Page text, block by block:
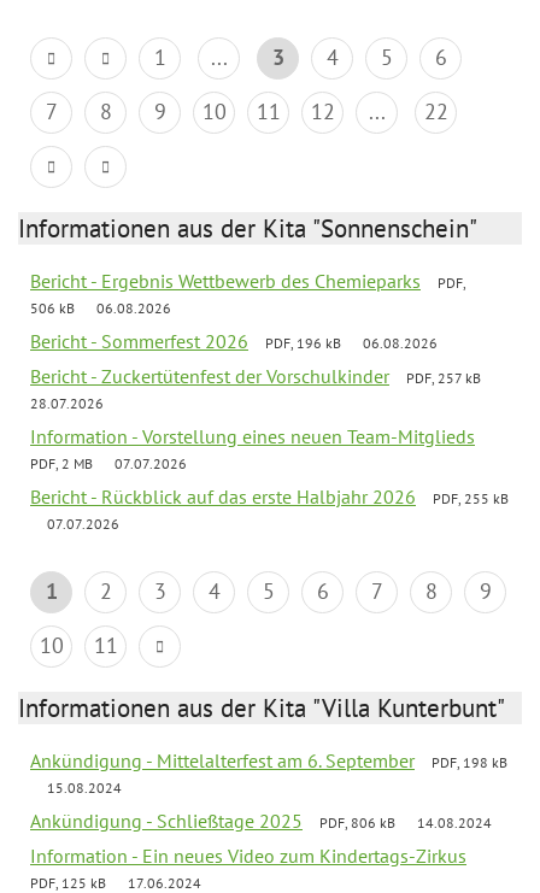
1 ... 3 4 5
6
7
8 9 10 11 12 ... 22
Informationen aus der Kita "Sonnenschein"
Bericht - Ergebnis Wettbewerb des Chemieparks
PDF,
506 kB
06.08.2026
Bericht - Sommerfest 2026 PDF, 196 kB 06.08.2026
Bericht - Zuckertütenfest der Vorschulkinder
PDF, 257 kB
28.07.2026
Information - Vorstellung eines neuen Team-Mitglieds
PDF, 2 MB 07.07.2026
Bericht - Rückblick auf das erste Halbjahr 2026
PDF, 255 kB
07.07.2026
1 2 3 4 5 6 7 8
9
10
11
Informationen aus der Kita "Villa Kunterbunt"
Ankündigung - Mittelalterfest am 6. September
PDF, 198 kB
15.08.2024
Ankündigung - Schließtage 2025 PDF, 806 kB 14.08.2024
Information - Ein neues Video zum Kindertags-Zirkus
PDF, 125 kB 17.06.2024